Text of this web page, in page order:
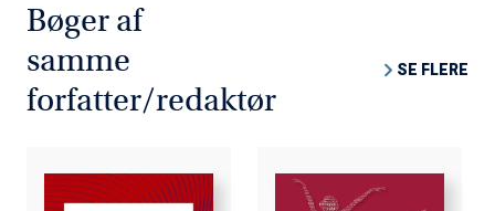
Bøger af
samme
forfatter/redaktør
SE FLERE